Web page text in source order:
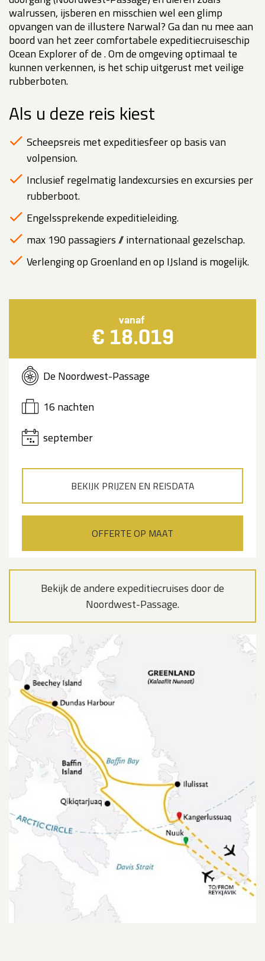
walrussen, ijsberen en misschien wel een glimp
opvangen van de illustere Narwal? Ga dan nu mee aan
boord van het zeer comfortabele expeditiecruiseschip
Ocean Explorer of de . Om de omgeving optimaal te
kunnen verkennen, is het schip uitgerust met veilige
rubberboten.
Als u deze reis kiest
Scheepsreis met expeditiesfeer op basis van
volpension.
Inclusief regelmatig landexcursies en excursies per
rubberboot.
Engelssprekende expeditieleiding.
max 190 passagiers // internationaal gezelschap.
Verlenging op Groenland en op IJsland is mogelijk.
vanaf
€ 18.019
De Noordwest-Passage
16 nachten
september
BEKIJK PRIJZEN EN REISDATA
OFFERTE OP MAAT
Bekijk de andere expeditiecruises door de
Noordwest-Passage.